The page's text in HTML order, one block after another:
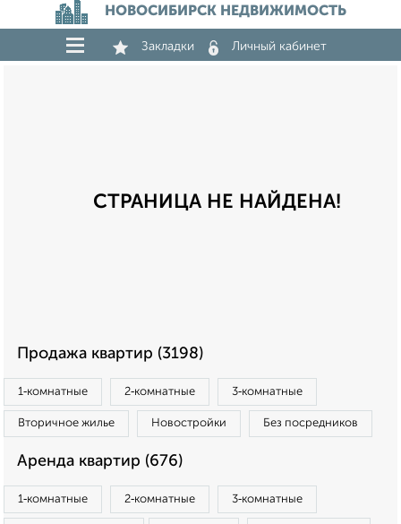
НОВОСИБИРСК НЕДВИЖИМОСТЬ
Закладки Личный кабинет
СТРАНИЦА НЕ НАЙДЕНА!
Продажа квартир (3198)
1‑комнатные 2‑комнатные 3‑комнатные
Вторичное жилье Новостройки Без посредников
Аренда квартир (676)
1‑комнатные 2‑комнатные 3‑комнатные